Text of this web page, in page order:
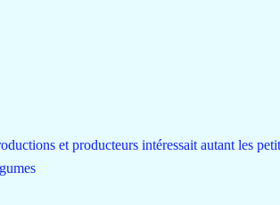
et producteurs intéressait autant les